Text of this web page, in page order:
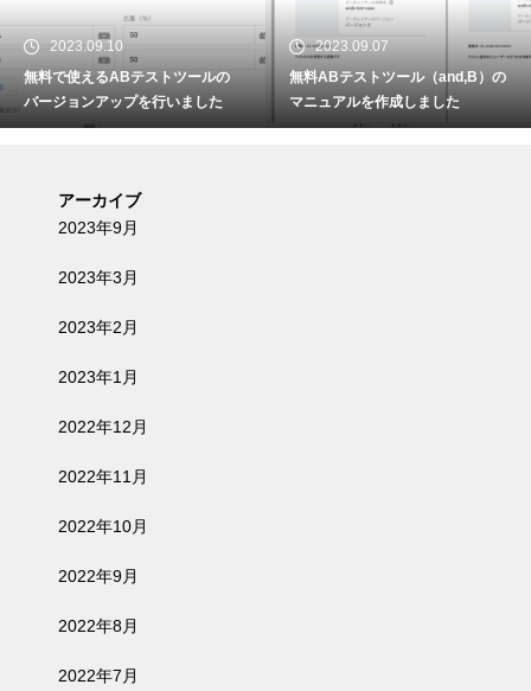
2023.09.10
無料で使えるABテストツールの
バージョンアップを行いました
2023.09.07
無料ABテストツール（and,B）の
マニュアルを作成しました
アーカイブ
2023年9月
2023年3月
2023年2月
2023年1月
2022年12月
2022年11月
2022年10月
2022年9月
2022年8月
2022年7月